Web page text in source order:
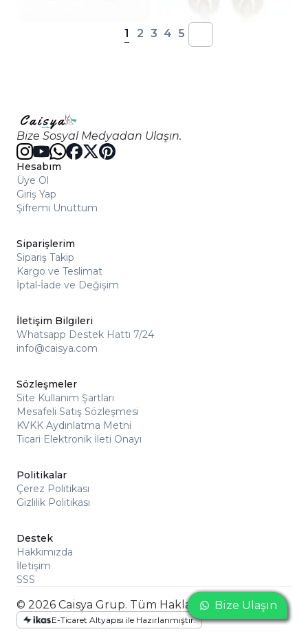
1 2 3 4 5
Bize Sosyal Medyadan Ulaşın.
Hesabım
Üye Ol
Giriş Yap
Şifremi Unuttum
Siparişlerim
Sipariş Takip
Kargo ve Teslimat
İptal-İade ve Değişim
İletişim Bilgileri
Whatsapp Destek Hattı 7/24
info@caisya.com
Sözleşmeler
Site Kullanım Şartları
Mesafeli Satış Sözleşmesi
KVKK Aydınlatma Metni
Ticari Elektronik İleti Onayı
Politikalar
Çerez Politikası
Gizlilik Politikası
Destek
Hakkımızda
İletişim
SSS
© 2026 Caisya Grup. Tüm Hakları Saklıdır
E-Ticaret Altyapısı ile Hazırlanmıştır.
Bize Ulaşın
Bize Ulaşın
Bize Ulaşın